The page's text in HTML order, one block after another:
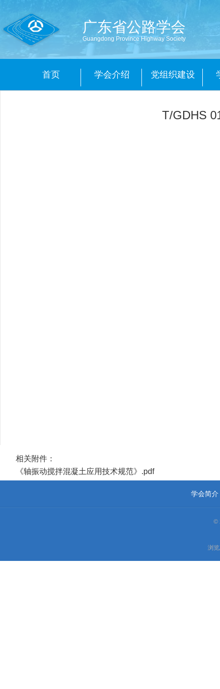
广东省公路学会
Guangdong Province Highway Society
首页 学会介绍 党组织建设
T/GDHS
相关附件：
《轴振动搅拌混凝土应用技术规范》.pdf
学会简介
©
浏